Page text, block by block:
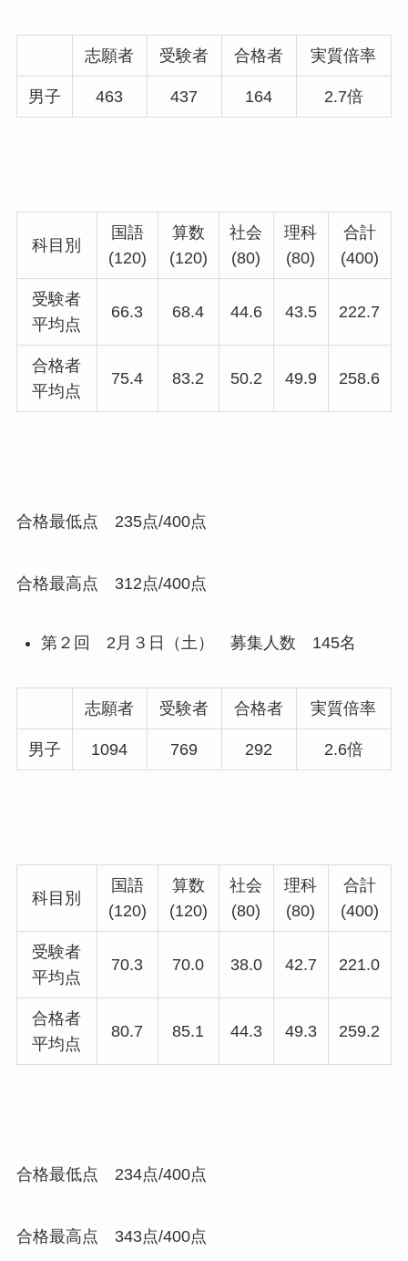
志願者 受験者 合格者 実質倍率
男子 463 437 164 2.7倍
科目別
国語
(120)
算数
(120)
社会
(80)
理科
(80)
合計
(400)
受験者
平均点
66.3 68.4 44.6 43.5 222.7
合格者
平均点
75.4 83.2 50.2 49.9 258.6
合格最低点 235点/400点
合格最高点 312点/400点
第２回 2月３日（土） 募集人数 145名
志願者 受験者 合格者 実質倍率
男子 1094 769 292 2.6倍
科目別
国語
(120)
算数
(120)
社会
(80)
理科
(80)
合計
(400)
受験者
平均点
70.3 70.0 38.0 42.7 221.0
合格者
平均点
80.7 85.1 44.3 49.3 259.2
合格最低点 234点/400点
合格最高点 343点/400点